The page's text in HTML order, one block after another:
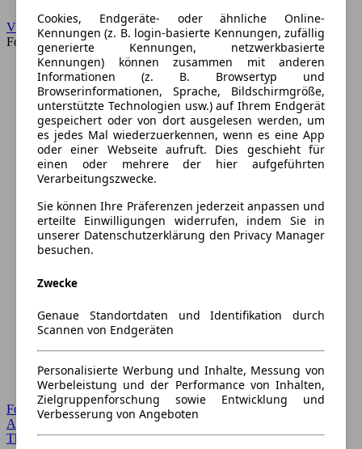
VW
Forum
Forum Startseite
Alle Auto-Foren
Themen-Forum
Cookies, Endgeräte- oder ähnliche Online-
Kennungen (z. B. login-basierte Kennungen, zufällig
generierte Kennungen, netzwerkbasierte
Kennungen) können zusammen mit anderen
Informationen (z. B. Browsertyp und
Browserinformationen, Sprache, Bildschirmgröße,
unterstützte Technologien usw.) auf Ihrem Endgerät
gespeichert oder von dort ausgelesen werden, um
es jedes Mal wiederzuerkennen, wenn es eine App
oder einer Webseite aufruft. Dies geschieht für
einen oder mehrere der hier aufgeführten
Verarbeitungszwecke.
Sie können Ihre Präferenzen jederzeit anpassen und
erteilte Einwilligungen widerrufen, indem Sie in
unserer Datenschutzerklärung den Privacy Manager
besuchen.
Zwecke
Genaue Standortdaten und Identifikation durch
Scannen von Endgeräten
Personalisierte Werbung und Inhalte, Messung von
Werbeleistung und der Performance von Inhalten,
Zielgruppenforschung sowie Entwicklung und
Verbesserung von Angeboten